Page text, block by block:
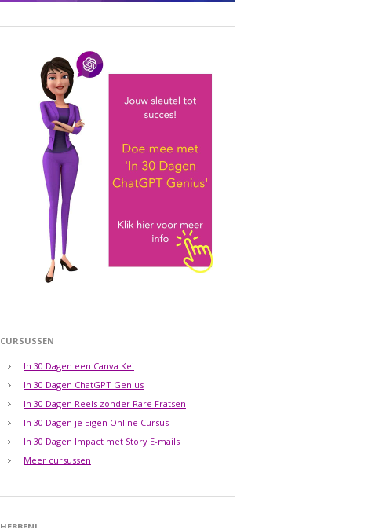
CURSUSSEN
In 30 Dagen een Canva Kei
In 30 Dagen ChatGPT Genius
In 30 Dagen Reels zonder Rare Fratsen
In 30 Dagen je Eigen Online Cursus
In 30 Dagen Impact met Story E-mails
Meer cursussen